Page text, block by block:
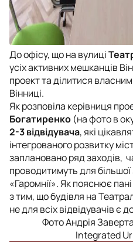
До офісу, що на вулиці
усіх активних мешканців
проект та ділитися
Вінниці.
Як розповіла керівниця
Богатиренко (на фото в
2-3 відвідувача, які
інтегрованого розвитку
заплановано ряд заходів,
проводитимуть для
«Гаромнії». Як пояснює
з тим, що будівля на
не для всіх відвідувачів є
Фото Андрія
Integrated